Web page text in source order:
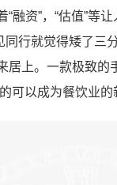
“融资”，“估值”
行就觉得矮了三
居上。一款极致
可以成为餐饮业